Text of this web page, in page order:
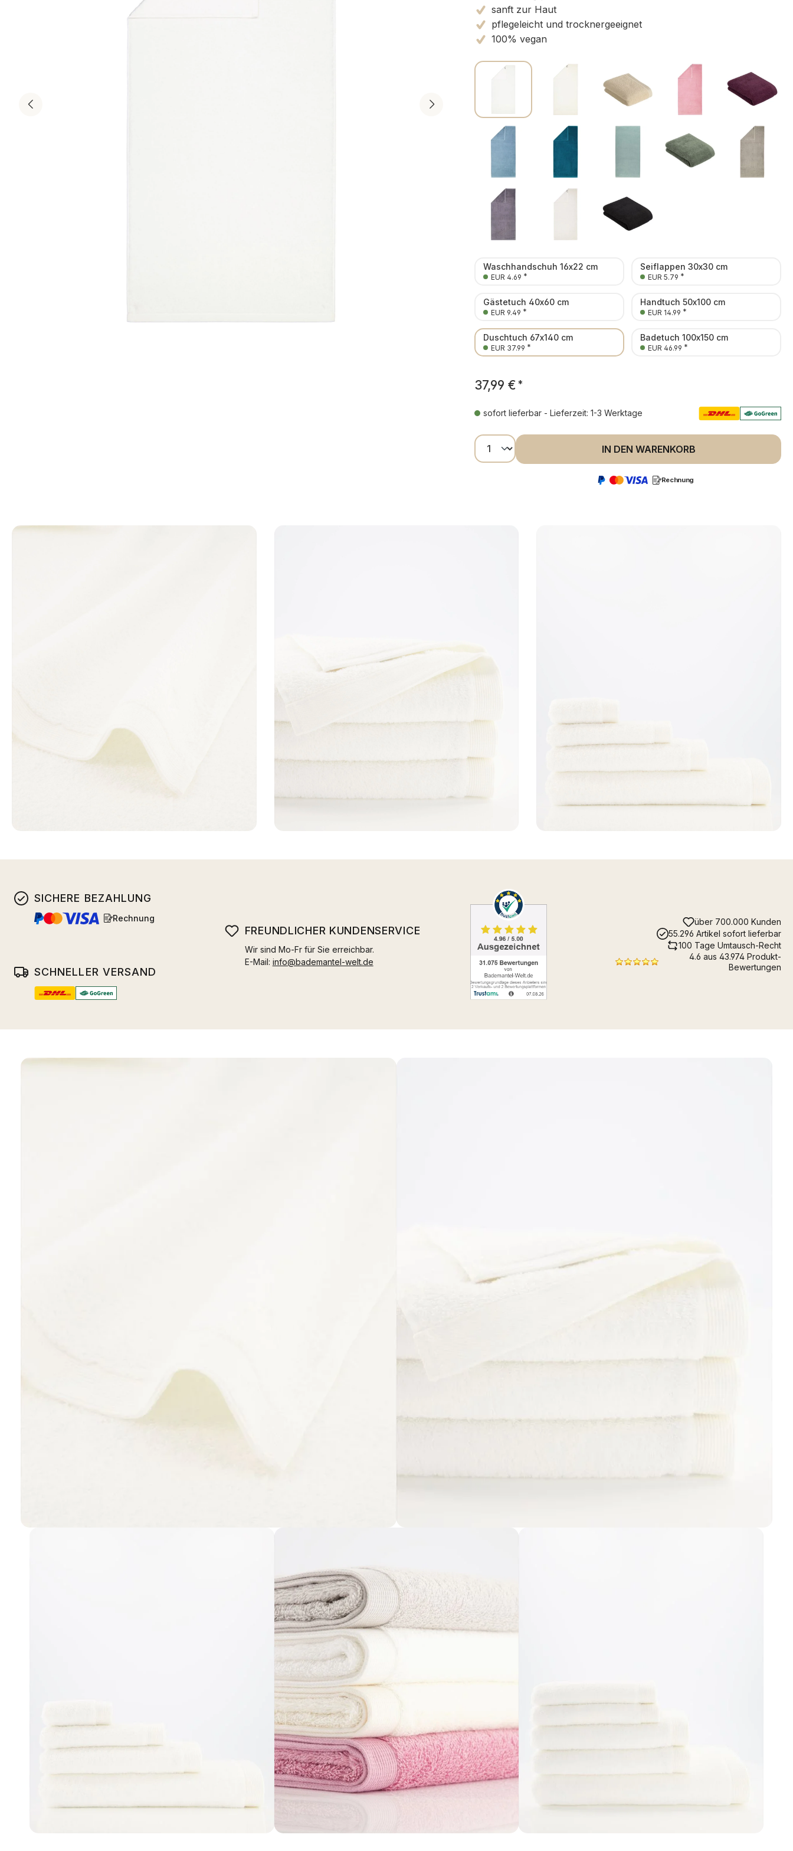
sanft zur Haut
pflegeleicht und trocknergeeignet
100% vegan
Waschhandschuh 16x22 cm
EUR 4.69 *
Seiflappen 30x30 cm
EUR 5.79 *
Gästetuch 40x60 cm
EUR 9.49 *
Handtuch 50x100 cm
EUR 14.99 *
Duschtuch 67x140 cm
EUR 37.99 *
Badetuch 100x150 cm
EUR 46.99 *
37,99 € *
sofort lieferbar - Lieferzeit: 1-3 Werktage
Produkt Anzahl: Gib den gewünschten Wert
IN DEN WARENKORB
Rechnung
SICHERE BEZAHLUNG
Rechnung
SCHNELLER VERSAND
FREUNDLICHER KUNDENSERVICE
Wir sind Mo-Fr für Sie erreichbar.
E-Mail: info@bademantel-welt.de
über 700.000 Kunden
55.296 Artikel sofort lieferbar
100 Tage Umtausch-Recht
4.6 aus 43.974 Produkt-
Bewertungen